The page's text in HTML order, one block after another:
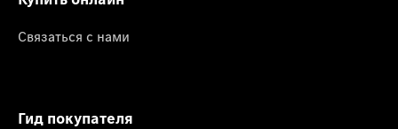
Связаться с нами
Гид покупателя